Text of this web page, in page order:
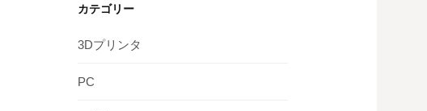
カテゴリー
3Dプリンタ
PC